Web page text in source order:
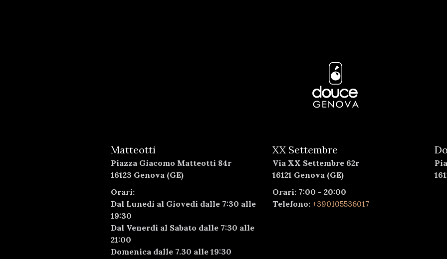
Matteotti
Piazza Giacomo Matteotti 84r
16123 Genova (GE)
Orari:
Dal Lunedi al Giovedi dalle 7:30 alle
19:30
Dal Venerdi al Sabato dalle 7:30 alle
21:00
Domenica dalle 7.30 alle 19:30
XX Settembre
Via XX Settembre 62r
16121 Genova (GE)
Orari: 7:00 - 20:00
Telefono: +390105536017